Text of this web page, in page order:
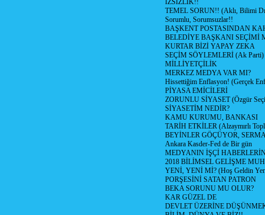
İZSİZLİK!!
TEMEL SORUN!! (Aklı, Bilimi
Sorumlu, Sorumsuzlar!!
BAŞKENT POSTASINDAN
BELEDİYE BAŞKANI SEÇİMİ
KURTAR BİZİ YAPAY ZEKA
SEÇİM SÖYLEMLERİ (Ak Parti)
MİLLİYETÇİLİK
MERKEZ MEDYA VAR MI?
Hissettiğim Enflasyon! (Gerçek
PİYASA EMİCİLERİ
ZORUNLU SİYASET (Özgür
SİYASETİM NEDİR?
KAMU KURUMU, BANKASI
TARİH ETKİLER (Alzaymırlı
BEYİNLER GÖÇÜYOR,
Ankara Kasder-Fed de Bir gün
MEDYANIN İŞÇİ
2018 BİLİMSEL GELİŞME
YENİ, YENİ Mİ? (Hoş Geldin
PORŞESİNİ SATAN PATRON
BEKA SORUNU MU OLUR?
KAR GÜZEL DE
DEVLET ÜZERİNE